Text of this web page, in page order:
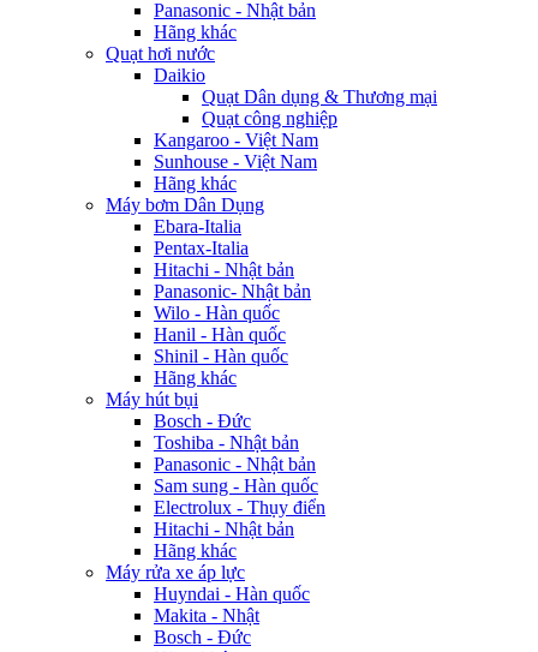
Panasonic - Nhật bản
Hãng khác
Quạt hơi nước
Daikio
Quạt Dân dụng & Thương mại
Quạt công nghiệp
Kangaroo - Việt Nam
Sunhouse - Việt Nam
Hãng khác
Máy bơm Dân Dụng
Ebara-Italia
Pentax-Italia
Hitachi - Nhật bản
Panasonic- Nhật bản
Wilo - Hàn quốc
Hanil - Hàn quốc
Shinil - Hàn quốc
Hãng khác
Máy hút bụi
Bosch - Đức
Toshiba - Nhật bản
Panasonic - Nhật bản
Sam sung - Hàn quốc
Electrolux - Thụy điển
Hitachi - Nhật bản
Hãng khác
Máy rửa xe áp lực
Huyndai - Hàn quốc
Makita - Nhật
Bosch - Đức